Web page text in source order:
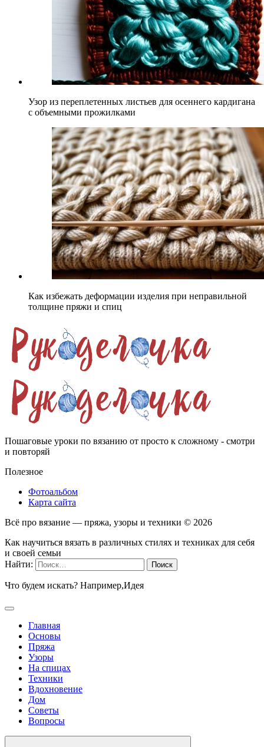
Узор из переплетенных листьев для осеннего кардигана
с объемными прожилками
Как избежать деформации изделия при неправильной
толщине пряжи и спиц
Пошаговые уроки по вязанию от просто к сложному - смотри
и повторяй
Полезное
Фотоальбом
Карта сайта
Всё про вязание — пряжа, узоры и техники © 2026
Как научиться вязать в различных стилях и техниках для себя
и своей семьи
Найти:
Что будем искать? Например,Идея
Главная
Основы
Пряжа
Узоры
На спицах
Техники
Вдохновение
Дом
Советы
Вопросы